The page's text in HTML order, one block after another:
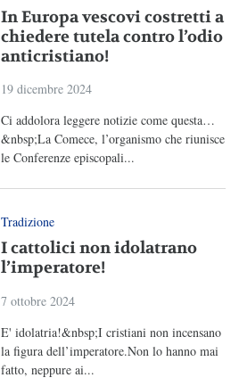
In Europa vescovi costretti a
chiedere tutela contro l’odio
anticristiano!
19 dicembre 2024
Ci addolora leggere notizie come questa…
&nbsp;La Comece, l’organismo che riunisce
le Conferenze episcopali...
Tradizione
I cattolici non idolatrano
l’imperatore!
7 ottobre 2024
E' idolatria!&nbsp;I cristiani non incensano
la figura dell’imperatore.Non lo hanno mai
fatto, neppure ai...